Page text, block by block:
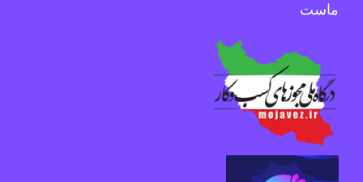
ماست